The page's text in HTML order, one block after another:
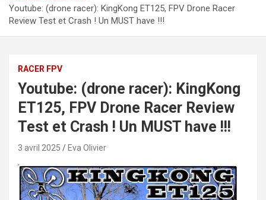
Youtube: (drone racer): KingKong ET125, FPV Drone Racer
Review Test et Crash ! Un MUST have !!!
RACER FPV
Youtube: (drone racer): KingKong
ET125, FPV Drone Racer Review
Test et Crash ! Un MUST have !!!
3 avril 2025 Eva Olivier